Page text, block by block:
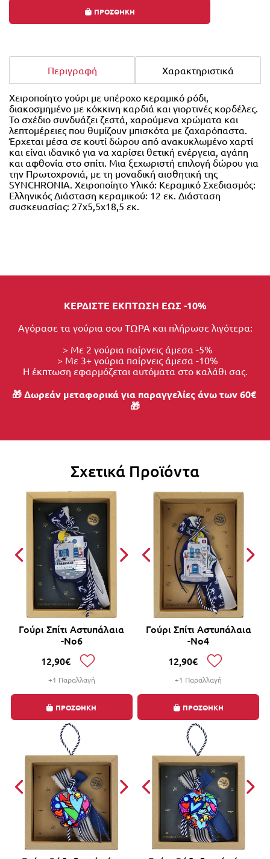
ΠΡΟΣΘΗΚΗ
Περιγραφή Χαρακτηριστικά
Χειροποίητο γούρι με υπέροχο κεραμικό ρόδι,
διακοσμημένο με κόκκινη καρδιά και γιορτινές κορδέλες.
Το σχέδιο συνδυάζει ζεστά, χαρούμενα χρώματα και
λεπτομέρειες που θυμίζουν μπισκότα με ζαχαρόπαστα.
Έρχεται μέσα σε κουτί δώρου από ανακυκλωμένο χαρτί
και είναι ιδανικό για να χαρίσει θετική ενέργεια, αγάπη
και αφθονία στο σπίτι. Μια ξεχωριστή επιλογή δώρου για
την Πρωτοχρονιά, με τη μοναδική αισθητική της
SYNCHRONIA. Χειροποίητο Υλικό: Κεραμικό Σχεδιασμός:
Ελληνικός Διάσταση κεραμικού: 12 εκ. Διάσταση
συσκευασίας: 27x5,5x18,5 εκ.
ΚΕΡΔΙΣΤΕ ΕΚΠΤΩΣΗ ΕΩΣ -10%
Αγόρασε τα γούρια σου ΤΩΡΑ και πλήρωσε λιγότερα:
> Με 2 γούρια παίρνεις άμεσα -5%
> Με 3+ γούρια παίρνεις άμεσα -10%
Η έκπτωση εφαρμόζεται αυτόματα στο καλάθι σας.
🎁 Δωρεάν μεταφορικά για παραγγελίες άνω των 60€
🎁
Σχετικά Προϊόντα
Γούρι Σπίτι Αστυπάλαια
-Νο6
12,90€
+1 Παραλλαγή
ΠΡΟΣΘΗΚΗ
Γούρι Σπίτι Αστυπάλαια
-Νο4
12,90€
+1 Παραλλαγή
ΠΡΟΣΘΗΚΗ